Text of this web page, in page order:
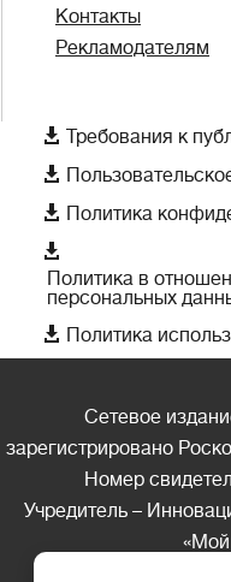
Контакты
Рекламодателям
 Требования к

 Политика

Политика в
персональных
 Политика
Сетевое
зарегистрировано
Номер
Учредитель –
«Мой